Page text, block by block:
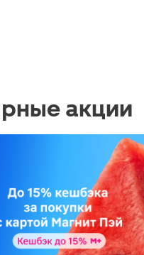
акции